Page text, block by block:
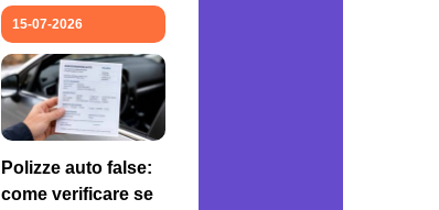
15-07-2026
Polizze auto false:
come verificare se